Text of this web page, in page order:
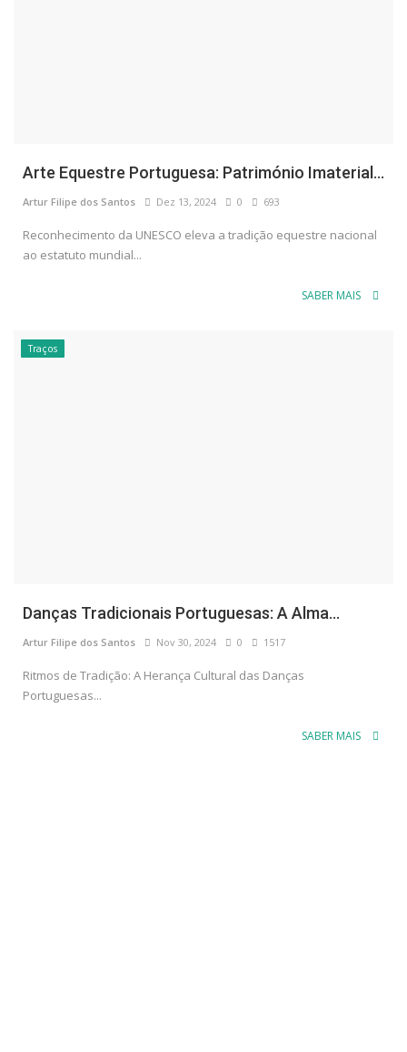
Arte Equestre Portuguesa: Património Imaterial...
Artur Filipe dos Santos Dez 13, 2024 0 693
Reconhecimento da UNESCO eleva a tradição equestre nacional
ao estatuto mundial...
SABER MAIS
Traços
Danças Tradicionais Portuguesas: A Alma...
Artur Filipe dos Santos Nov 30, 2024 0 1517
Ritmos de Tradição: A Herança Cultural das Danças
Portuguesas...
SABER MAIS